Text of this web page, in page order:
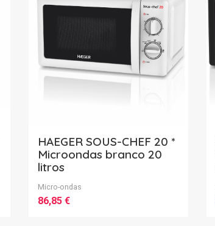
HAEGER SOUS-CHEF 20 *
Microondas branco 20
litros
Micro-ondas
86,85 €